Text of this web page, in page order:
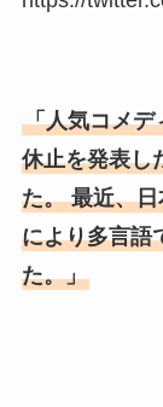
「人気コメデ
休止を発表し
た。 最近、
により多言語
た。」